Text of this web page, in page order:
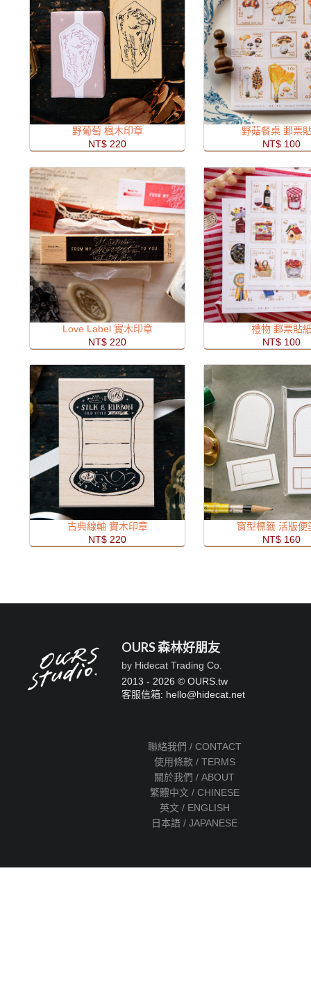
野葡萄 楓木印章
NT$ 220
野菇餐桌 郵票
NT$ 100
Love Label 實木印章
NT$ 220
禮物 郵票貼
NT$ 100
古典線軸 實木印章
NT$ 220
窗型標籤 活版便
NT$ 160
OURS 森林好朋友
by Hidecat Trading Co.
2013 - 2026 © OURS.tw
客服信箱: hello@hidecat.net
聯絡我們 / CONTACT
使用條款 / TERMS
關於我們 / ABOUT
繁體中文 / CHINESE
英文 / ENGLISH
日本語 / JAPANESE